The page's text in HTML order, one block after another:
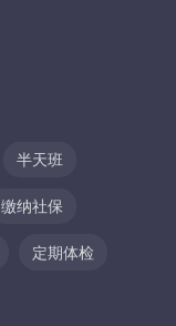
半天班
缴纳社保
定期体检